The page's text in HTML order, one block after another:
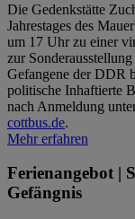
Die Gedenkstätte
Jahrestages des
um 17 Uhr zu einer
zur
Gefangene der DDR
politische Inhaftierte
nach Anmeldung
cottbus.de.
Mehr erfahren
Ferienangebot |
Gefängnis